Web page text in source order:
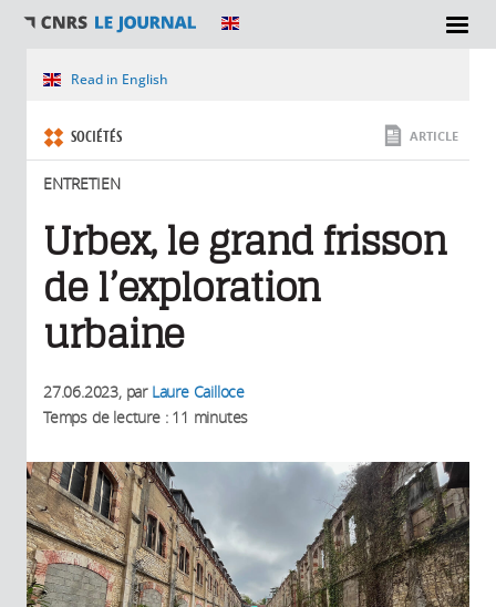
SECTIONS
Vous êtes ici
Read in English
SOCIÉTÉS
ENTRETIEN
ARTICLE
Urbex, le grand frisson
de l’exploration
urbaine
27.06.2023, par Laure Cailloce
Temps de lecture : 11 minutes